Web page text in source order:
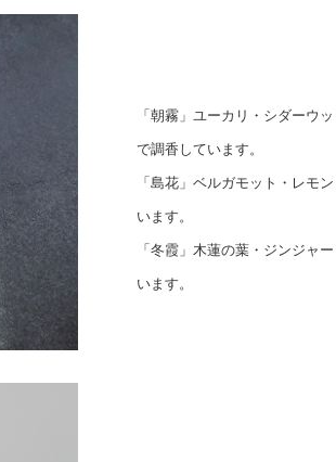
「朝霧」ユーカリ・シダーウ
で調香しています。
「島花」ベルガモット・レモ
います。
「冬霞」木蓮の葉・ジンジャ
います。